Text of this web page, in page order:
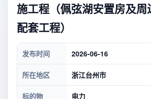
施工程（佩弦湖安置房及周
配套工程）
发布时间 2026-06-16
所在地区 浙江台州市
标的物 电力